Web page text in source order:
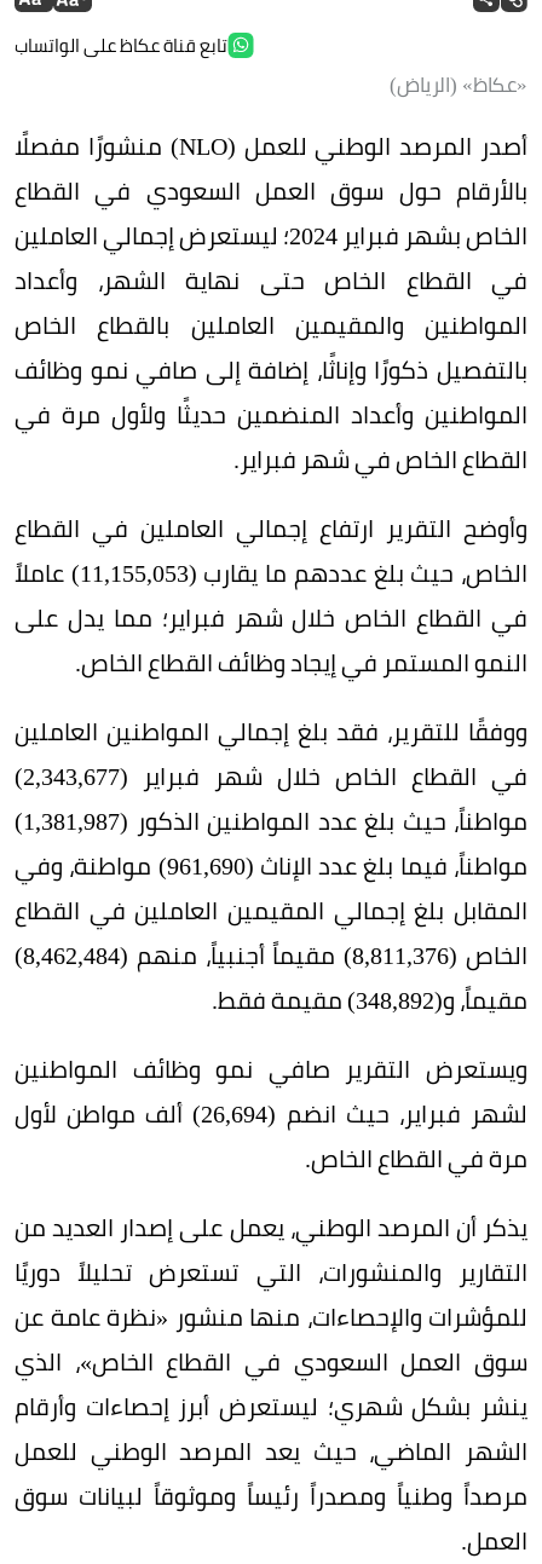
تابع قناة عكاظ على الواتساب
«عكاظ» (الرياض)
أصدر المرصد الوطني للعمل (NLO) منشورًا مفصلًا
بالأرقام حول سوق العمل السعودي في القطاع
الخاص بشهر فبراير 2024؛ ليستعرض إجمالي العاملين
في القطاع الخاص حتى نهاية الشهر، وأعداد
المواطنين والمقيمين العاملين بالقطاع الخاص
بالتفصيل ذكورًا وإناثًا، إضافة إلى صافي نمو وظائف
المواطنين وأعداد المنضمين حديثًا ولأول مرة في
القطاع الخاص في شهر فبراير.
وأوضح التقرير ارتفاع إجمالي العاملين في القطاع
الخاص، حيث بلغ عددهم ما يقارب (11,155,053) عاملاً
في القطاع الخاص خلال شهر فبراير؛ مما يدل على
النمو المستمر في إيجاد وظائف القطاع الخاص.
ووفقًا للتقرير، فقد بلغ إجمالي المواطنين العاملين
في القطاع الخاص خلال شهر فبراير (2,343,677)
مواطناً، حيث بلغ عدد المواطنين الذكور (1,381,987)
مواطناً، فيما بلغ عدد الإناث (961,690) مواطنة، وفي
المقابل بلغ إجمالي المقيمين العاملين في القطاع
الخاص (8,811,376) مقيماً أجنبياً، منهم (8,462,484)
مقيماً، و(348,892) مقيمة فقط.
ويستعرض التقرير صافي نمو وظائف المواطنين
لشهر فبراير، حيث انضم (26,694) ألف مواطن لأول
مرة في القطاع الخاص.
يذكر أن المرصد الوطني، يعمل على إصدار العديد من
التقارير والمنشورات، التي تستعرض تحليلاً دوريًا
للمؤشرات والإحصاءات، منها منشور «نظرة عامة عن
سوق العمل السعودي في القطاع الخاص»، الذي
ينشر بشكل شهري؛ ليستعرض أبرز إحصاءات وأرقام
الشهر الماضي، حيث يعد المرصد الوطني للعمل
مرصداً وطنياً ومصدراً رئيساً وموثوقاً لبيانات سوق
العمل.